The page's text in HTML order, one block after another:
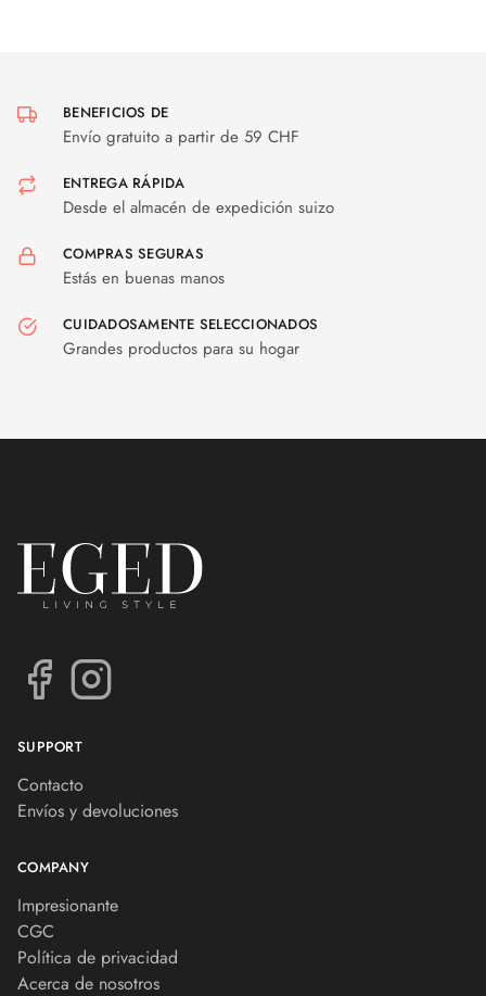
BENEFICIOS DE
Envío gratuito a partir de 59 CHF
ENTREGA RÁPIDA
Desde el almacén de expedición suizo
COMPRAS SEGURAS
Estás en buenas manos
CUIDADOSAMENTE SELECCIONADOS
Grandes productos para su hogar
SUPPORT
Contacto
Envíos y devoluciones
COMPANY
Impresionante
CGC
Política de privacidad
Acerca de nosotros